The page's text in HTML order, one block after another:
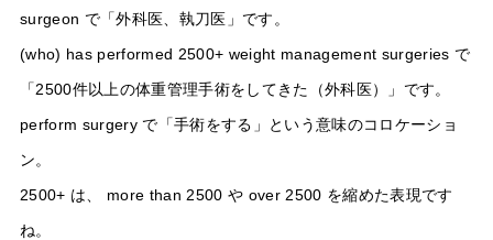
surgeon で「外科医、執刀医」です。
(who) has performed 2500+ weight management surgeries で
「2500件以上の体重管理手術をしてきた（外科医）」です。
perform surgery で「手術をする」という意味のコロケーショ
ン。
2500+ は、 more than 2500 や over 2500 を縮めた表現です
ね。